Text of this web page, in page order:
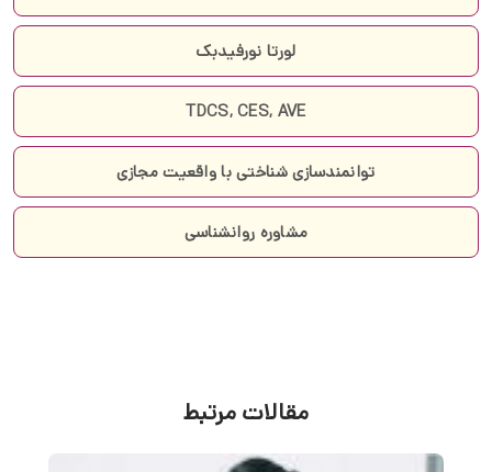
لورتا نورفیدبک
TDCS, CES, AVE
توانمندسازی شناختی با واقعیت مجازی
مشاوره روانشناسی
مقالات مرتبط